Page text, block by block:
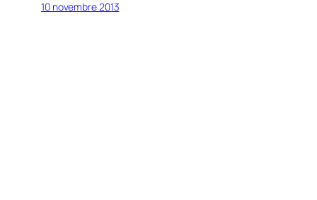
10 novembre 2013